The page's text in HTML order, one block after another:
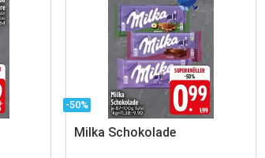
-50%
Milka Schokolade